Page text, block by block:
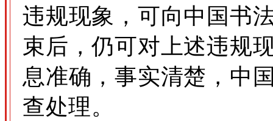
违规现象，可向中国书
束后，仍可对上述违规
息准确，事实清楚，中
查处理。